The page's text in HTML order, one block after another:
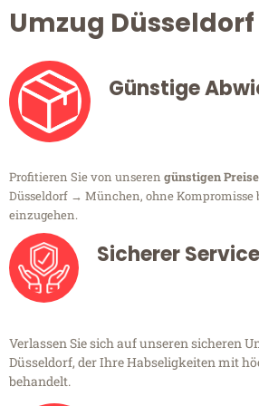
Umzug
Günstige
Profitieren Sie von unseren günstigen
Düsseldorf → München, ohne Kompromisse
einzugehen.
Sicherer Service
Verlassen Sie sich auf unseren sicheren
Düsseldorf, der Ihre Habseligkeiten mit
behandelt.